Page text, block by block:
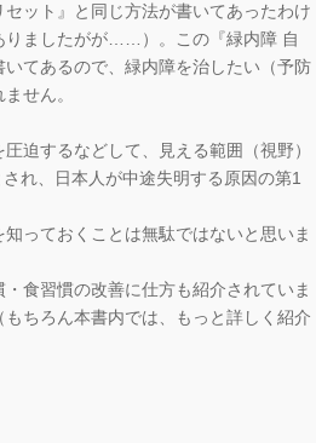
ット』と同じ方法が書いてあったわけ
りましたがが……）。この『緑内障 自
てあるので、緑内障を治したい（予防
せん。
迫するなどして、見える範囲（視野）
れ、日本人が中途失明する原因の第1
っておくことは無駄ではないと思いま
食習慣の改善に仕方も紹介されていま
ちろん本書内では、もっと詳しく紹介